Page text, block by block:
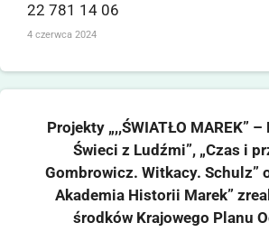
22 781 14 06
4 czerwca 2024
Projekty „,,ŚWIATŁO MAREK”
Świeci z Ludźmi”, „Czas i
Gombrowicz. Witkacy. Schulz”
Akademia Historii Marek”
środków Krajowego Planu